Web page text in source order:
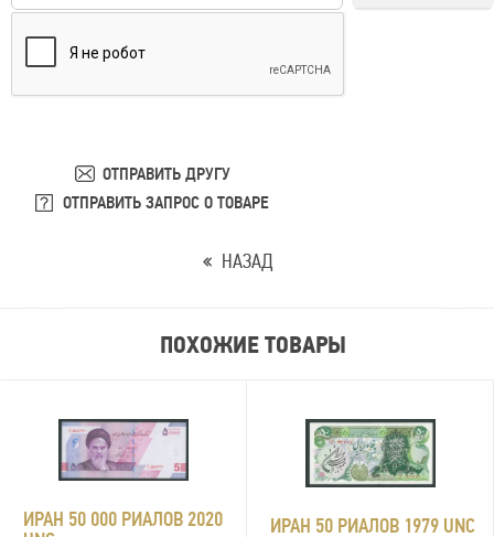
ОТПРАВИТЬ ДРУГУ
ОТПРАВИТЬ ЗАПРОС О ТОВАРЕ
НАЗАД
ПОХОЖИЕ ТОВАРЫ
ИРАН 50 000 РИАЛОВ 2020
ИРАН 50 РИАЛОВ 1979 UNC